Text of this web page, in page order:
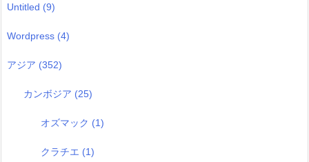
Untitled (9)
Wordpress (4)
アジア (352)
カンボジア (25)
オズマック (1)
クラチエ (1)